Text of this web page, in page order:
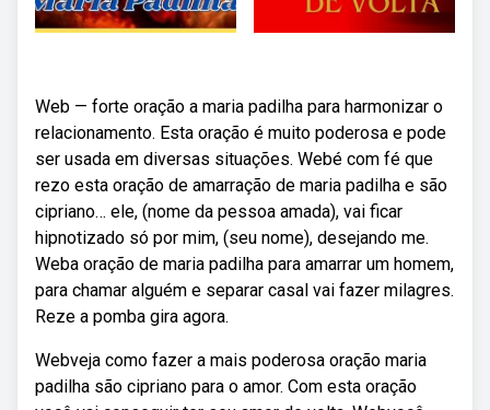
Web — forte oração a maria padilha para harmonizar o
relacionamento. Esta oração é muito poderosa e pode
ser usada em diversas situações. Webé com fé que
rezo esta oração de amarração de maria padilha e são
cipriano… ele, (nome da pessoa amada), vai ficar
hipnotizado só por mim, (seu nome), desejando me.
Weba oração de maria padilha para amarrar um homem,
para chamar alguém e separar casal vai fazer milagres.
Reze a pomba gira agora.
Webveja como fazer a mais poderosa oração maria
padilha são cipriano para o amor. Com esta oração